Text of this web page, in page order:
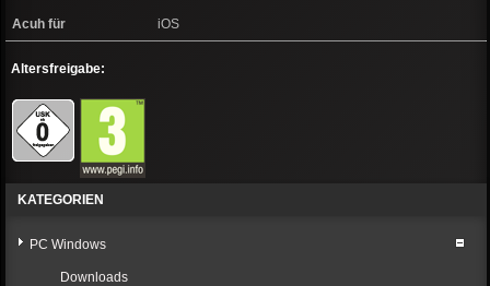
Acuh für iOS
Altersfreigabe:
KATEGORIEN
PC Windows
Downloads